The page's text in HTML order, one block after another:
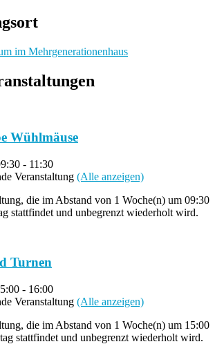
im Mehrgenerationenhaus
Wühlmäuse
- 11:30
Veranstaltung (Alle anzeigen)
die im Abstand von 1 Woche(n) um 09:30
stattfindet und unbegrenzt wiederholt wird.
Turnen
- 16:00
Veranstaltung (Alle anzeigen)
die im Abstand von 1 Woche(n) um 15:00
stattfindet und unbegrenzt wiederholt wird.